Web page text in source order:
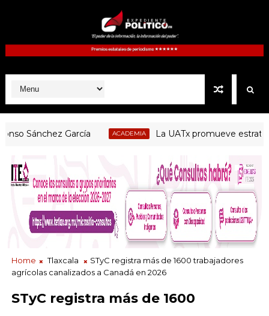
García ACADEMIA La UATx promueve estrategias
Home Tlaxcala
STyC registra más de 1600 trabajadores
agrícolas canalizados a Canadá en 2026
STyC registra más de 1600